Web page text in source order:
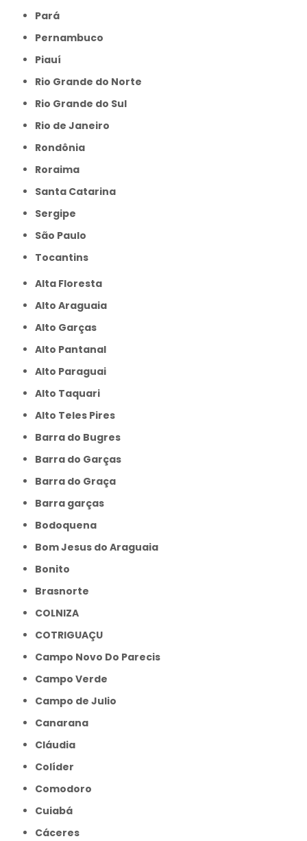
Pará
Pernambuco
Piauí
Rio Grande do Norte
Rio Grande do Sul
Rio de Janeiro
Rondônia
Roraima
Santa Catarina
Sergipe
São Paulo
Tocantins
Alta Floresta
Alto Araguaia
Alto Garças
Alto Pantanal
Alto Paraguai
Alto Taquari
Alto Teles Pires
Barra do Bugres
Barra do Garças
Barra do Graça
Barra garças
Bodoquena
Bom Jesus do Araguaia
Bonito
Brasnorte
COLNIZA
COTRIGUAÇU
Campo Novo Do Parecis
Campo Verde
Campo de Julio
Canarana
Cláudia
Colíder
Comodoro
Cuiabá
Cáceres